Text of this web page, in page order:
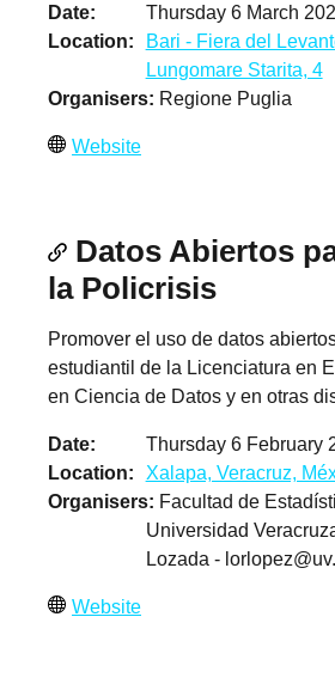
Date
Thursday 6 March
Location
Bari - Fiera del
Lungomare Starita, 4
Organisers
Regione Puglia
Website
Datos Abiertos
la Policrisis
Promover el uso de datos
estudiantil de la Licenciatura en
en Ciencia de Datos y en otras
Date
Thursday 6 February
Location
Xalapa, Veracruz,
Organisers
Facultad de
Universidad
Lozada -
Website